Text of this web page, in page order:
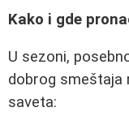
Kako i gde
U sezoni,
dobrog smeštaja
saveta: